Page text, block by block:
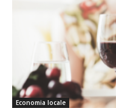
Economia locale